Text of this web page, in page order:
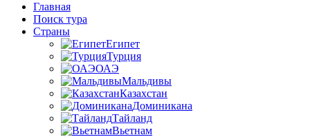
Главная
Поиск тура
Страны
Египет
Турция
ОАЭ
Мальдивы
Казахстан
Доминикана
Тайланд
Вьетнам